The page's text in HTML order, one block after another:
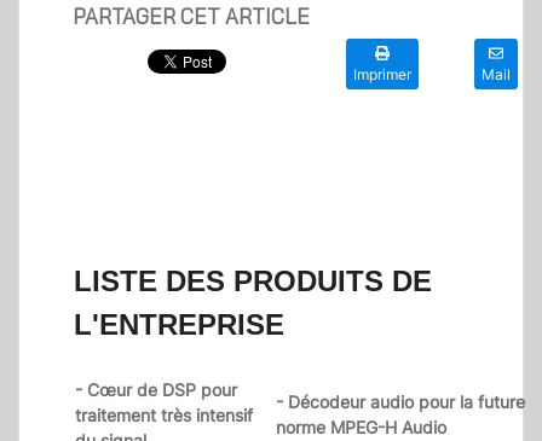
PARTAGER CET ARTICLE
Imprimer Mail
LISTE DES PRODUITS DE
L'ENTREPRISE
- Cœur de DSP pour
traitement très intensif
- Décodeur audio pour la future
norme MPEG-H Audio